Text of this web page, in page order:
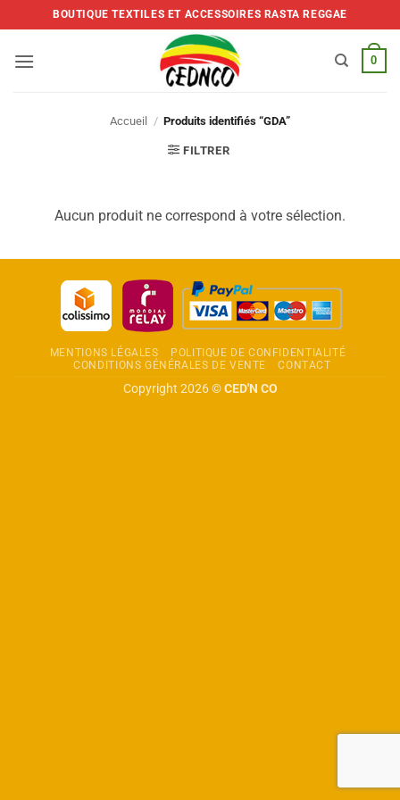
to
BOUTIQUE TEXTILES ET ACCESSOIRES RASTA REGGAE
0
Accueil / Produits identifiés “GDA”
FILTRER
Aucun produit ne correspond à votre sélection.
MENTIONS LÉGALES
POLITIQUE DE CONFIDENTIALITÉ
CONDITIONS GÉNÉRALES DE VENTE
CONTACT
Copyright 2026 ©CED'N CO